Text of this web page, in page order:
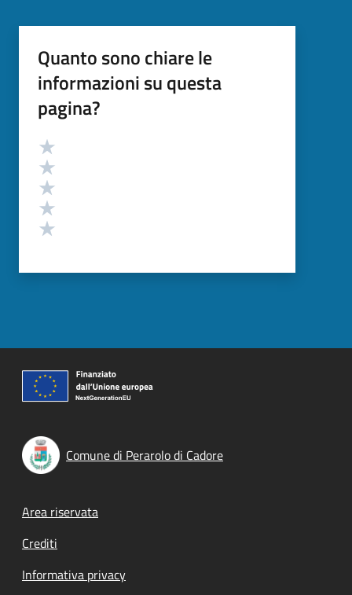
Quanto sono chiare le
informazioni su questa
pagina?
Valutazione
Comune di Perarolo di Cadore
Footer menu
Area riservata
Crediti
Informativa privacy